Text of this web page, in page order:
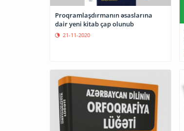
Proqramlaşdırmanın əsaslarına
dair yeni kitab çap olunub
21-11-2020